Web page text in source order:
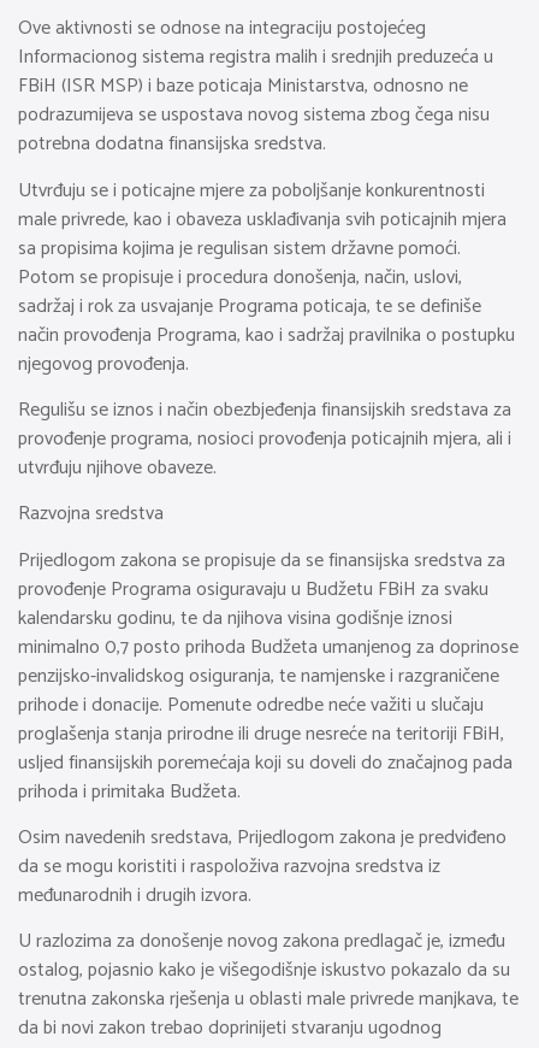
Ove aktivnosti se odnose na integraciju postojećeg
Informacionog sistema registra malih i srednjih preduzeća u
FBiH (ISR MSP) i baze poticaja Ministarstva, odnosno ne
podrazumijeva se uspostava novog sistema zbog čega nisu
potrebna dodatna finansijska sredstva.
Utvrđuju se i poticajne mjere za poboljšanje konkurentnosti
male privrede, kao i obaveza usklađivanja svih poticajnih mjera
sa propisima kojima je regulisan sistem državne pomoći.
Potom se propisuje i procedura donošenja, način, uslovi,
sadržaj i rok za usvajanje Programa poticaja, te se definiše
način provođenja Programa, kao i sadržaj pravilnika o postupku
njegovog provođenja.
Regulišu se iznos i način obezbjeđenja finansijskih sredstava za
provođenje programa, nosioci provođenja poticajnih mjera, ali i
utvrđuju njihove obaveze.
Razvojna sredstva
Prijedlogom zakona se propisuje da se finansijska sredstva za
provođenje Programa osiguravaju u Budžetu FBiH za svaku
kalendarsku godinu, te da njihova visina godišnje iznosi
minimalno 0,7 posto prihoda Budžeta umanjenog za doprinose
penzijsko-invalidskog osiguranja, te namjenske i razgraničene
prihode i donacije. Pomenute odredbe neće važiti u slučaju
proglašenja stanja prirodne ili druge nesreće na teritoriji FBiH,
usljed finansijskih poremećaja koji su doveli do značajnog pada
prihoda i primitaka Budžeta.
Osim navedenih sredstava, Prijedlogom zakona je predviđeno
da se mogu koristiti i raspoloživa razvojna sredstva iz
međunarodnih i drugih izvora.
U razlozima za donošenje novog zakona predlagač je, između
ostalog, pojasnio kako je višegodišnje iskustvo pokazalo da su
trenutna zakonska rješenja u oblasti male privrede manjkava, te
da bi novi zakon trebao doprinijeti stvaranju ugodnog